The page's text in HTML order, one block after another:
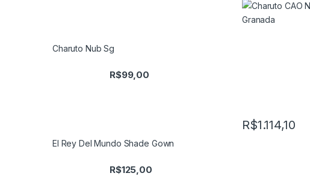
R$1.114,10
Charuto Nub Sg
R$99,00
El Rey Del Mundo Shade Gown
R$125,00